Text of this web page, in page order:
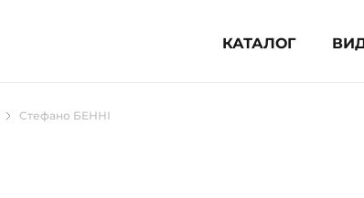
КАТАЛОГ
Художня література (1854)
Стефано БЕННІ